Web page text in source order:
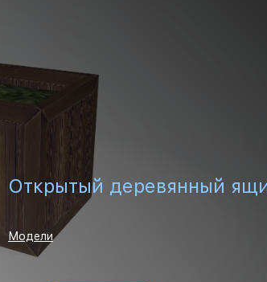
Открытый деревянный
Модели